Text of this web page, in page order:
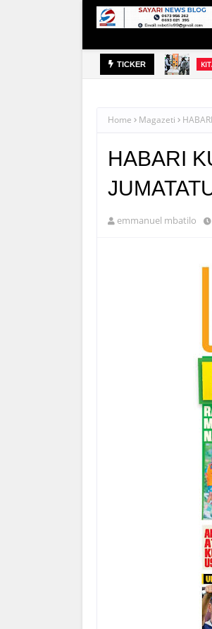
TICKER
Home Magazeti
HABARI
emmanuel mbatilo